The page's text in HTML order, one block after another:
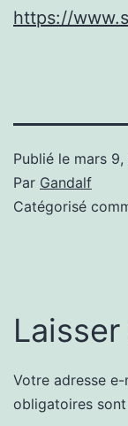
https://
Publié le mars
Par Gandalf
Catégorisé
Votre adresse
obligatoires